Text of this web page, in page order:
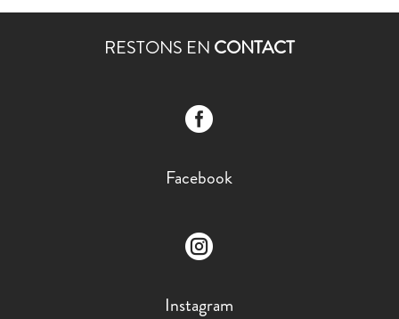
RESTONS EN CONTACT

Facebook

Instagram